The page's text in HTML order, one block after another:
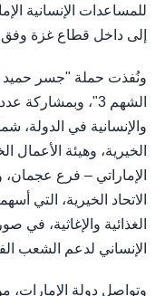
للمساعدات الإنسانية
إلى داخل قطاع غزة وفق
ونُفذت حملة "جسر حميد
الشهم 3"،
والإنسانية في
الخيرية، وهيئة الأعمال
الإماراتي – فرع
الاتحاد الخيرية، التي
الغذائية والإغاثية،
الإنساني لدعم الشعب